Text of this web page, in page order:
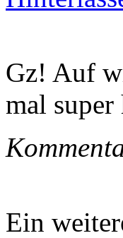
Gz! Auf
mal super
Ein